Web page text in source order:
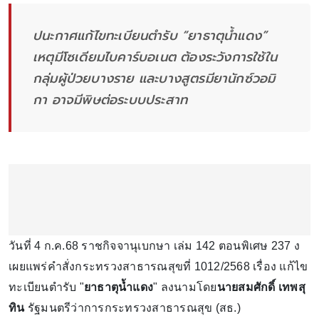
ปนะกาศแก้ไขทะเบียนตำรับ “ยาธาตุน้ำแดง”
เหตุมีโซเดียมไบคาร์บอเนต ต้องระวังการใช้ใน
กลุ่มผู้ป่วยบางราย และบางสูตรมียานักซ์วอมิ
กา อาจมีพิษต่อระบบประสาท
วันที่ 4 ก.ค.68 ราชกิจจานุเบกษา เล่ม 142 ตอนพิเศษ 237 ง
เผยแพร่คำสั่งกระทรวงสาธารณสุขที่ 1012/2568 เรื่อง แก้ไข
ทะเบียนตำรับ "ยาธาตุน้ำแดง" ลงนามโดยนายสมศักดิ์ เทพสุ
ทิน รัฐมนตรีว่าการกระทรวงสาธารณสุข (สธ.)